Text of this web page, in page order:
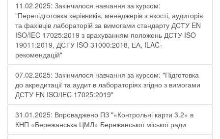
11.02.2025: Закінчилося навчання за курсом:
"Перепідготовка керівників, менеджерів з якості, аудиторів
та фахівців лабораторій за вимогами стандарту ДСТУ EN
ISO/IEC 17025:2019 з врахуванням положень ДСТУ ISO
19011:2019, ДСТУ ISO 31000:2018, ЕА, ILAC-
рекомендацій"
07.02.2025: Закінчилося навчання за курсом: "Підготовка
до акредитації та аудит в лабораторіях згідно з вимогами
ДСТУ EN ISO/IEC 17025:2019"
31.01.2025: Впроваджено ПЗ "«Контрольні карти 3.2» в
КНП «Бережанська ЦМЛ» Бережанської міської ради